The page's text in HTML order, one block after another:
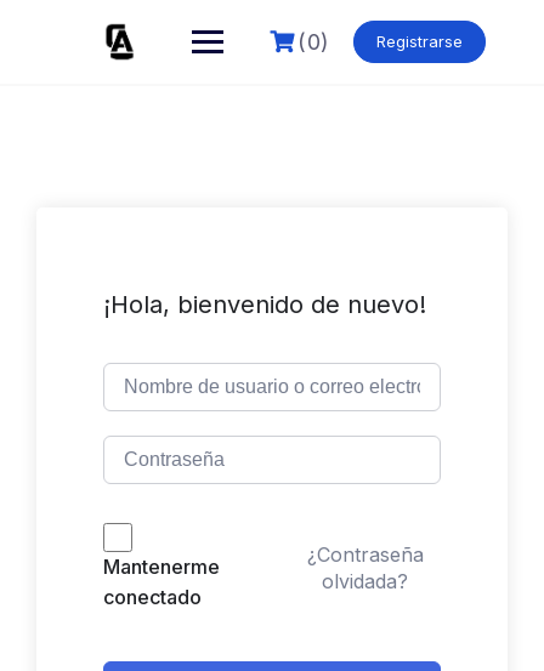
(0) Registrarse
¡Hola, bienvenido de nuevo!
Mantenerme
conectado
¿Contraseña
olvidada?